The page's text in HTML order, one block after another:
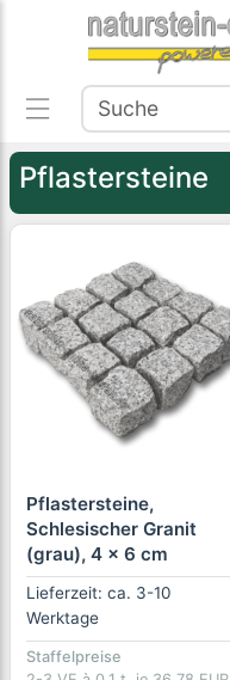
Pflastersteine
Pflastersteine,
Schlesischer Granit
(grau), 4 x 6 cm
Lieferzeit: ca. 3-10
Werktage
Staffelpreise